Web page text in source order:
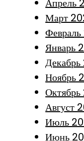
Апрель
Март
Февраль
Январь
Ноябрь
Август
Июль
Июнь